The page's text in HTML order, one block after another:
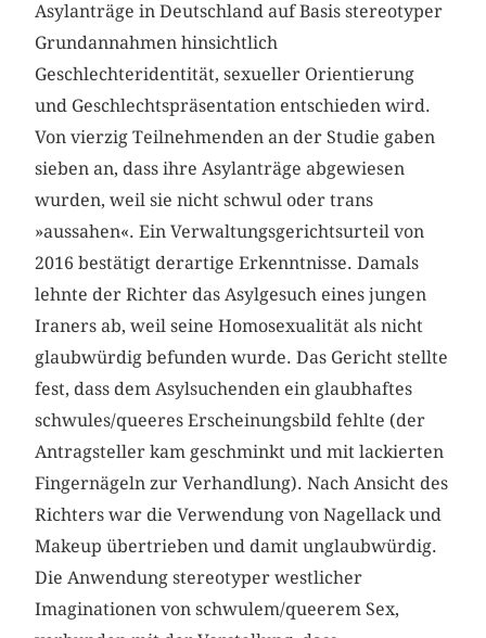
Asylanträge in Deutschland auf Basis stereotyper
Grundannahmen hinsichtlich
Geschlechteridentität, sexueller Orientierung
und Geschlechtspräsentation entschieden wird.
Von vierzig Teilnehmenden an der Studie gaben
sieben an, dass ihre Asylanträge abgewiesen
wurden, weil sie nicht schwul oder trans
»aussahen«. Ein Verwaltungsgerichtsurteil von
2016 bestätigt derartige Erkenntnisse. Damals
lehnte der Richter das Asylgesuch eines jungen
Iraners ab, weil seine Homosexualität als nicht
glaubwürdig befunden wurde. Das Gericht stellte
fest, dass dem Asylsuchenden ein glaubhaftes
schwules/queeres Erscheinungsbild fehlte (der
Antragsteller kam geschminkt und mit lackierten
Fingernägeln zur Verhandlung). Nach Ansicht des
Richters war die Verwendung von Nagellack und
Makeup übertrieben und damit unglaubwürdig.
Die Anwendung stereotyper westlicher
Imaginationen von schwulem/queerem Sex,